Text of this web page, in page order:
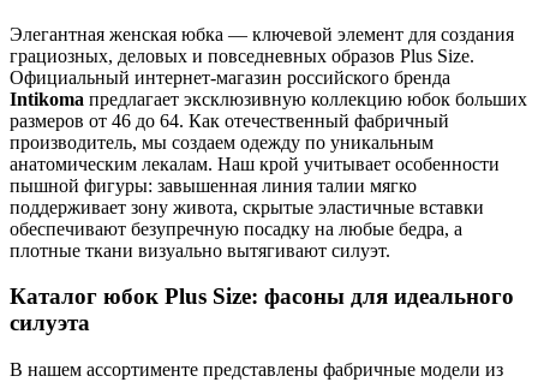
Элегантная женская юбка — ключевой элемент для создания
грациозных, деловых и повседневных образов Plus Size.
Официальный интернет-магазин российского бренда
Intikoma предлагает эксклюзивную коллекцию юбок больших
размеров от 46 до 64. Как отечественный фабричный
производитель, мы создаем одежду по уникальным
анатомическим лекалам. Наш крой учитывает особенности
пышной фигуры: завышенная линия талии мягко
поддерживает зону живота, скрытые эластичные вставки
обеспечивают безупречную посадку на любые бедра, а
плотные ткани визуально вытягивают силуэт.
Каталог юбок Plus Size: фасоны для идеального
силуэта
В нашем ассортименте представлены фабричные модели из